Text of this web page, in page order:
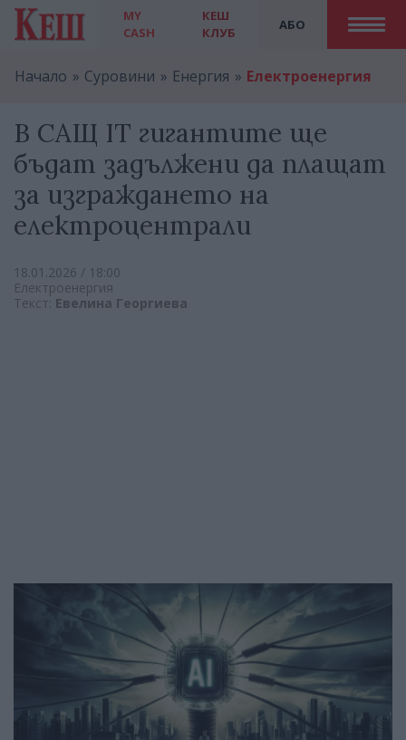
MY
CASH
АБО
КЕШ
КЛУБ
Начало Суровини Енергия Електроенергия
В САЩ IT гигантите ще
бъдат задължени да плащат
за изграждането на
електроцентрали
18.01.2026 / 18:00
Електроенергия
Текст: Евелина Георгиева